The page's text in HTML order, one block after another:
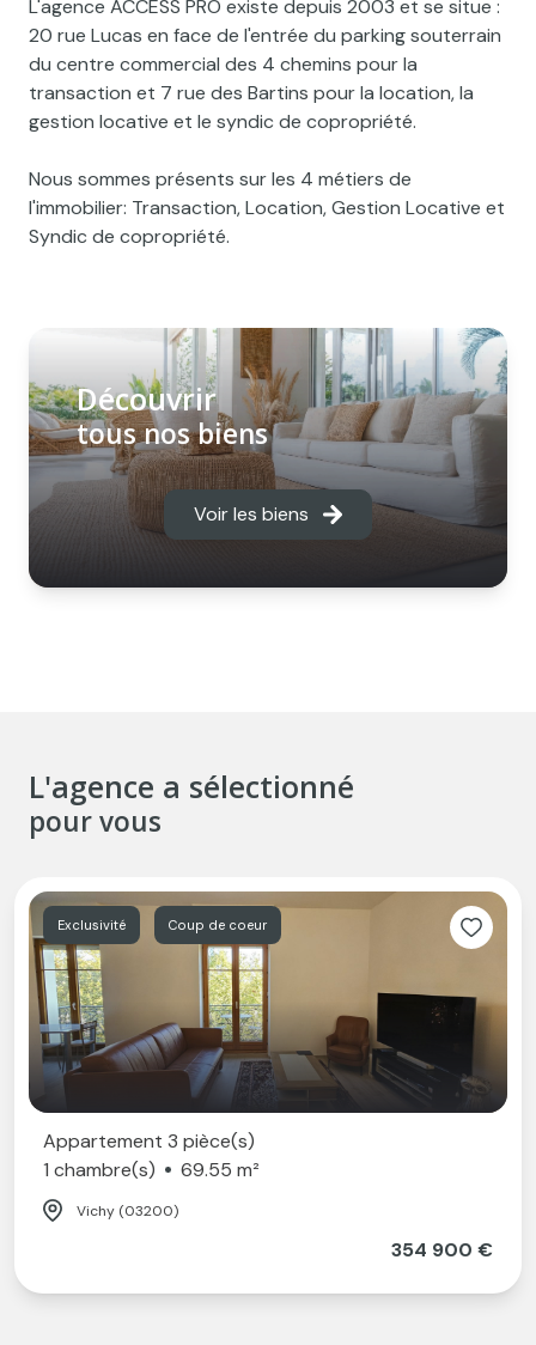
Découvrir
tous nos biens
Voir les biens
L'agence ACCESS PRO existe depuis 2003 et se situe :
20 rue Lucas en face de l'entrée du parking souterrain
du centre commercial des 4 chemins pour la
transaction et 7 rue des Bartins pour la location, la
gestion locative et le syndic de copropriété.
Nous sommes présents sur les 4 métiers de
l'immobilier: Transaction, Location, Gestion Locative et
Syndic de copropriété.
L'agence a sélectionné
pour vous
Exclusivité Coup de coeur
Appartement 3 pièce(s)
1 chambre(s)
69.55 m²
Vichy (03200)
354 900 €